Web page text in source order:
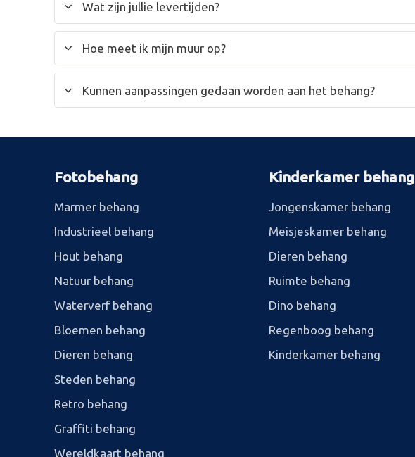
Wat zijn jullie levertijden?
Hoe meet ik mijn muur op?
Kunnen aanpassingen gedaan worden aan het behang?
Fotobehang
Marmer behang
Industrieel behang
Hout behang
Natuur behang
Waterverf behang
Bloemen behang
Dieren behang
Steden behang
Retro behang
Graffiti behang
Wereldkaart behang
Kinderkamer behang
Jongenskamer behang
Meisjeskamer behang
Dieren behang
Ruimte behang
Dino behang
Regenboog behang
Kinderkamer behang